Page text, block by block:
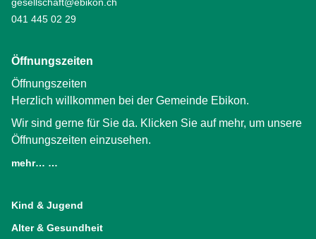
041 445 02 29
Öffnungszeiten
Öffnungszeiten
Herzlich willkommen bei der Gemeinde Ebikon.
Wir sind gerne für Sie da. Klicken Sie auf mehr, um unsere
Öffnungszeiten einzusehen.
mehr… …
Kind & Jugend
Alter & Gesundheit